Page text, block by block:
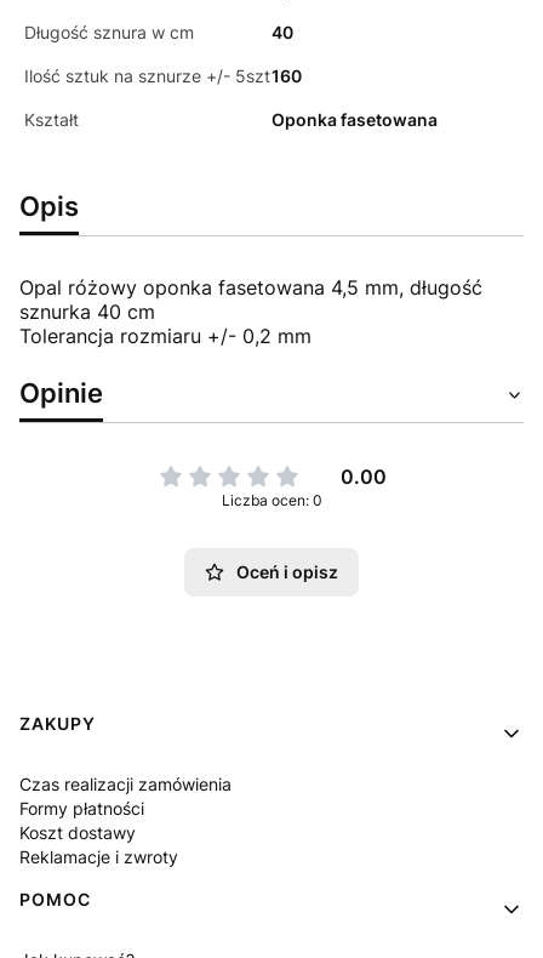
Długość sznura w cm 40
Ilość sztuk na sznurze +/- 5szt160
Kształt Oponka fasetowana
Opis
Opal różowy oponka fasetowana 4,5 mm, długość
sznurka 40 cm
Tolerancja rozmiaru +/- 0,2 mm
Opinie
0.00
Liczba ocen: 0
Oceń i opisz
Linki w stopce
ZAKUPY
Czas realizacji zamówienia
Formy płatności
Koszt dostawy
Reklamacje i zwroty
POMOC